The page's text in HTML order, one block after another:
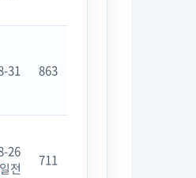
31 863
26
일전 711